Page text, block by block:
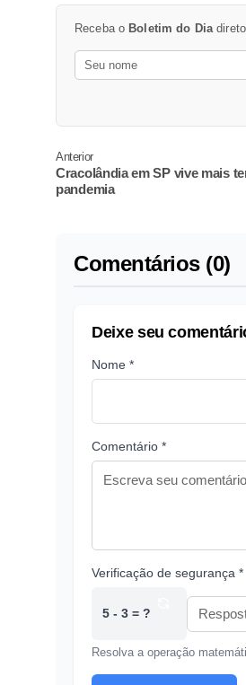
Receba o Boletim do Diadireto
Anterior
Cracolândia em SP vive mais
pandemia
Comentários (0)
Deixe seu
Nome *
Comentário *
Verificação de segurança *
5 - 3 = ?
Resolva a operação